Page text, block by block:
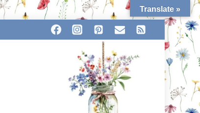
Translate »